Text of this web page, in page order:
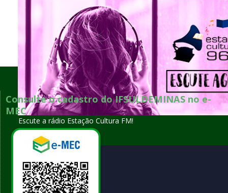
Escute a rádio Estação Cultura FM!
Voltar para o topo
Consulte o cadastro do IFSULDEMINAS no e-
MEC